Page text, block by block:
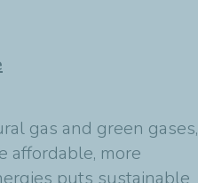
gas and green gases,
affordable, more